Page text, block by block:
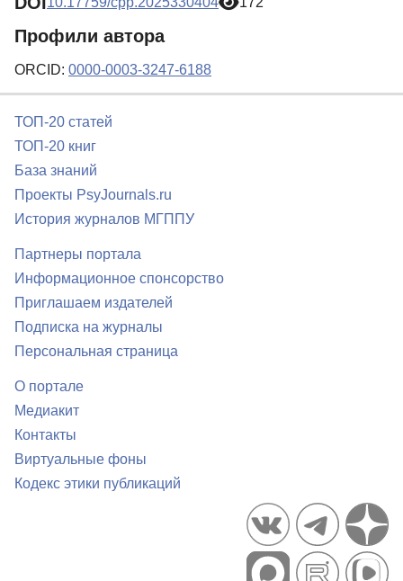
Профили автора
ORCID: 0000-0003-3247-6188
ТОП-20 статей
ТОП-20 книг
База знаний
Проекты PsyJournals.ru
История журналов МГППУ
Партнеры портала
Информационное спонсорство
Приглашаем издателей
Подписка на журналы
Персональная страница
О портале
Медиакит
Контакты
Виртуальные фоны
Кодекс этики публикаций